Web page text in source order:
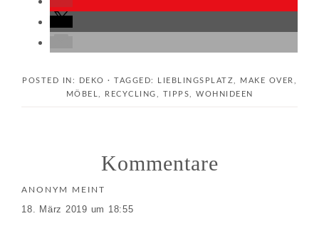
POSTED IN: DEKO · TAGGED: LIEBLINGSPLATZ MAKE OVER
MÖBEL
RECYCLING TIPPS WOHNIDEEN
Kommentare
ANONYM MEINT
18. März 2019 um 18:55